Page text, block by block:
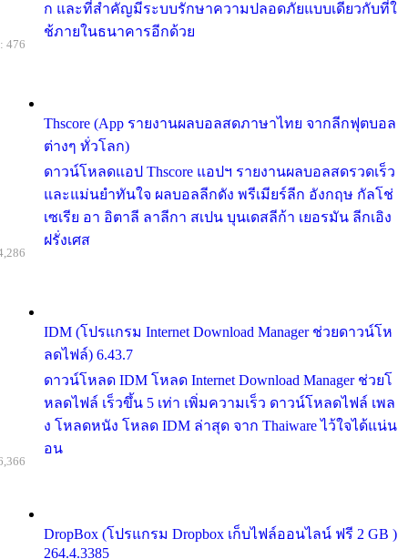
ก และที่สำคัญมีระบบรักษาความปลอดภัยแบบเดียวกับที่ใ
ช้ภายในธนาคารอีกด้วย
Thscore (App รายงานผลบอลสดภาษาไทย จากลีกฟุตบอล
ต่างๆ ทั่วโลก)
ดาวน์โหลดแอป Thscore แอปฯ รายงานผลบอลสดรวดเร็ว
และแม่นยำทันใจ ผลบอลลีกดัง พรีเมียร์ลีก อังกฤษ กัลโช่
เซเรีย อา อิตาลี ลาลีกา สเปน บุนเดสลีก้า เยอรมัน ลีกเอิง
ฝรั่งเศส
476
IDM (โปรแกรม Internet Download Manager ช่วยดาวน์โห
ลดไฟล์) 6.43.7
ดาวน์โหลด IDM โหลด Internet Download Manager ช่วยโ
หลดไฟล์ เร็วขึ้น 5 เท่า เพิ่มความเร็ว ดาวน์โหลดไฟล์ เพล
ง โหลดหนัง โหลด IDM ล่าสุด จาก Thaiware ไว้ใจได้แน่น
อน
DropBox (โปรแกรม Dropbox เก็บไฟล์ออนไลน์ ฟรี 2 GB )
264.4.3385